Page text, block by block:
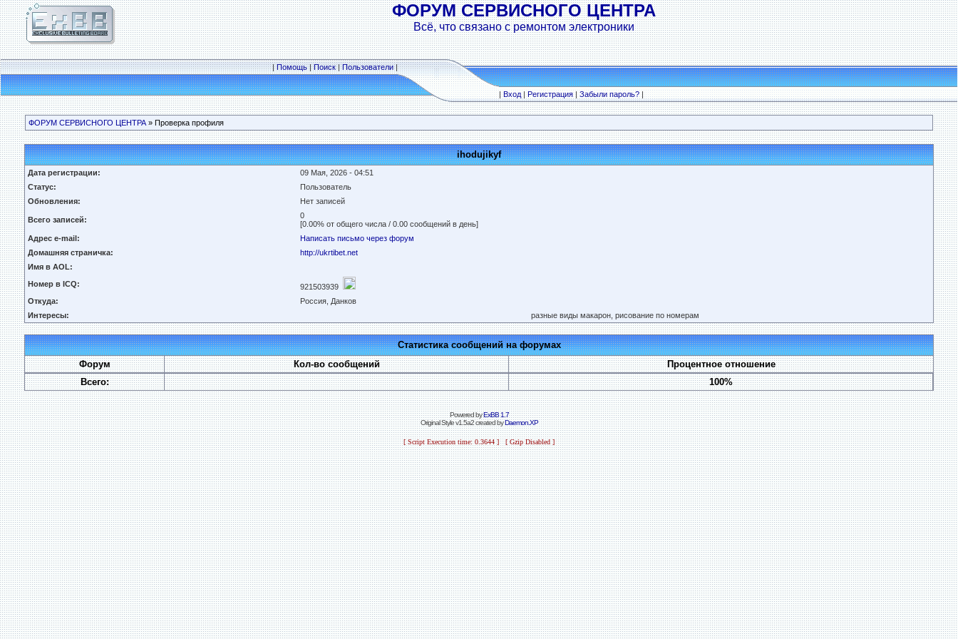
ФОРУМ СЕРВИСНОГО ЦЕНТРА
Всё, что связано с ремонтом электроники
|Помощь|Поиск|Пользователи|
|Вход|Регистрация|Забыли пароль?|
ФОРУМ СЕРВИСНОГО ЦЕНТРА » Проверка профиля
ihodujikyf
Дата регистрации:
09 Мая, 2026 - 04:51
Статус:
Пользователь
Обновления:
Нет записей
Всего записей:
0
[0.00% от общего числа / 0.00 сообщений в день]
Адрес e-mail:
Написать письмо через форум
Домашняя страничка:
http://ukrtibet.net
Имя в AOL:
Номер в ICQ:
921503939
Откуда:
Россия, Данков
Интересы:
разные виды макарон, рисование по номерам
Статистика сообщений на форумах
Форум
Кол-во сообщений
Процентное отношение
Всего:
100%
Powered byExBB 1.7
Original Style v1.5a2 created byDaemon.XP
[ Script Execution time: 0.3644 ] [ Gzip Disabled ]